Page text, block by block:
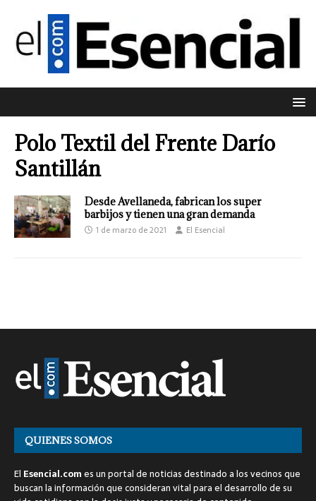
Polo Textil del Frente Darío
Santillán
Desde Avellaneda, fabrican los super
barbijos y tienen una gran demanda
1 de marzo de 2021 El Esencial
QUIENES SOMOS
El Esencial.comes un portal de noticias destinado a los vecinos que
buscan la información que consideran vital para el desarrollo de su